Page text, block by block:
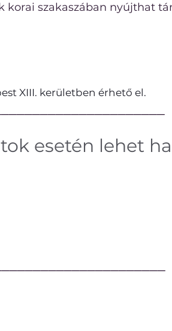
korai szakaszában nyújthat
XIII. kerületben érhető el.
esetén lehet